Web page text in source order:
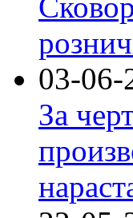
03-06-
За